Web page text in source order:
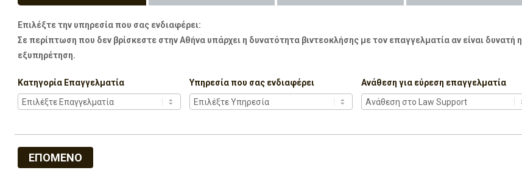
Επιλέξτε την υπηρεσία που σας ενδιαφέρει:
Σε περίπτωση που δεν βρίσκεστε στην Αθήνα υπάρχει η δυνατότητα βιντεοκλήσης με τον επαγγελματία αν είναι δυνατή η
εξυπηρέτηση.
Κατηγορία Επαγγελματία Υπηρεσία που σας ενδιαφέρει Ανάθεση για εύρεση επαγγελματία
ΕΠΟΜΕΝΟ